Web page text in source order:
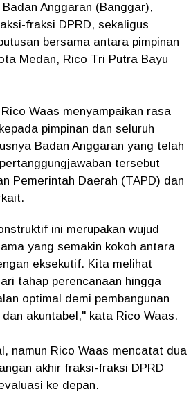
Anggaran (Banggar),
fraksi DPRD, sekaligus
bersama antara pimpinan
Medan, Rico Tri Putra Bayu
Waas menyampaikan rasa
pimpinan dan seluruh
Badan Anggaran yang telah
tersebut
Pemerintah Daerah (TAPD) dan
ini merupakan wujud
yang semakin kokoh antara
eksekutif. Kita melihat
tahap perencanaan hingga
optimal demi pembangunan
akuntabel," kata Rico Waas.
namun Rico Waas mencatat dua
akhir fraksi-fraksi DPRD
ke depan.